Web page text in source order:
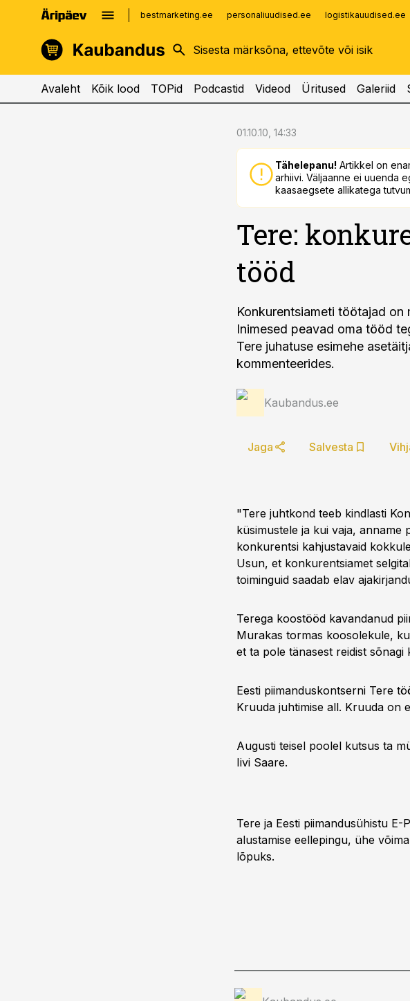
bestmarketing.ee personaliuudised.ee logistikauudised.ee
kinnisvarauudised.ee
logistikauudised.ee
imelineajalugu.ee
Infopank
Avaleht Kõik lood TOPid Podcastid Videod Üritused Galeriid
01.10.10, 14:33
Tähelepanu! Artikkel on
arhiivi. Väljaanne ei uuenda
kaasaegsete allikatega
Tere:
tööd
Konkurentsiameti töötajad on
Inimesed peavad oma tööd
Tere juhatuse esimehe
kommenteerides.
Kaubandus.ee
Jaga Salvesta
"Tere juhtkond teeb kindlasti
küsimustele ja kui vaja, anname
konkurentsi kahjustavaid
Usun, et konkurentsiamet
toiminguid saadab elav
Terega koostööd kavandanud
Murakas tormas koosolekule,
et ta pole tänasest reidist sõnagi
Eesti piimanduskontserni Tere
Kruuda juhtimise all. Kruuda on
Augusti teisel poolel kutsus ta
Iivi Saare.
Tere ja Eesti piimandusühistu
alustamise eellepingu, ühe
lõpuks.